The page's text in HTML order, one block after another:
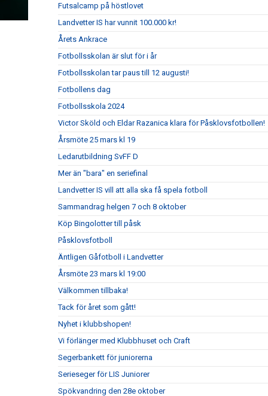
Futsalcamp på höstlovet
Landvetter IS har vunnit 100.000 kr!
Årets Ankrace
Fotbollsskolan är slut för i år
Fotbollsskolan tar paus till 12 augusti!
Fotbollens dag
Fotbollsskola 2024
Victor Sköld och Eldar Razanica klara för Påsklovsfotbollen!
Årsmöte 25 mars kl 19
Ledarutbildning SvFF D
Mer än "bara" en seriefinal
Landvetter IS vill att alla ska få spela fotboll
Sammandrag helgen 7 och 8 oktober
Köp Bingolotter till påsk
Påsklovsfotboll
Äntligen Gåfotboll i Landvetter
Årsmöte 23 mars kl 19:00
Välkommen tillbaka!
Tack för året som gått!
Nyhet i klubbshopen!
Vi förlänger med Klubbhuset och Craft
Segerbankett för juniorerna
Serieseger för LIS Juniorer
Spökvandring den 28e oktober